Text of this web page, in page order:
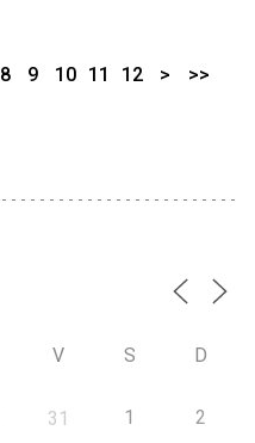
8 9 10 11 12 > >>
V S D
31 1 2